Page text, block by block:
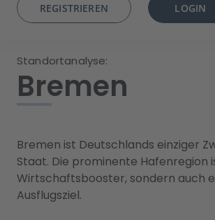
REGISTRIEREN LOGIN
Standortanalyse:
Bremen
Bremen ist Deutschlands einziger
Staat. Die prominente Hafenregion
Wirtschaftsbooster, sondern auch
Ausflugsziel.